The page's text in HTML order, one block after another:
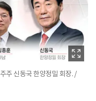
주 신동국 한양정밀 회장. /